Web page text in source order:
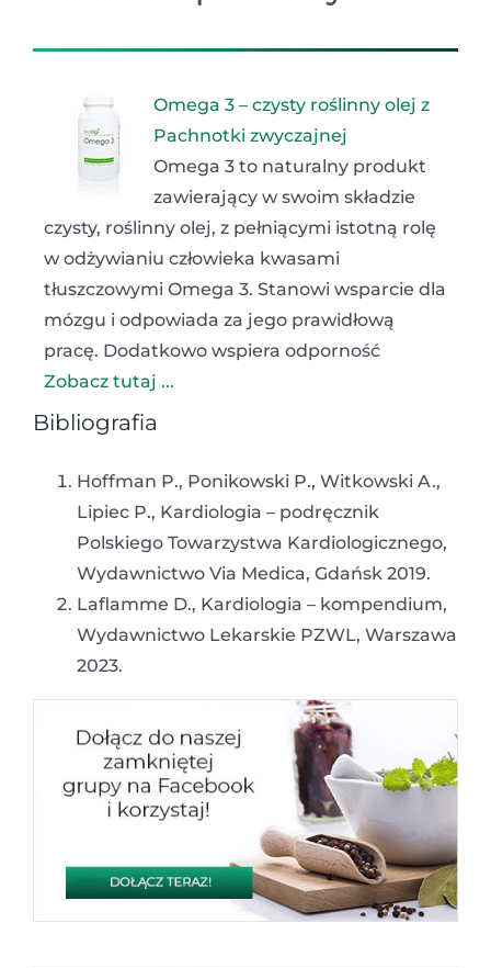
Omega 3 – czysty roślinny olej z
Pachnotki zwyczajnej
Omega 3 to naturalny produkt
zawierający w swoim składzie
czysty, roślinny olej, z pełniącymi istotną rolę
w odżywianiu człowieka kwasami
tłuszczowymi Omega 3. Stanowi wsparcie dla
mózgu i odpowiada za jego prawidłową
pracę. Dodatkowo wspiera odporność
Zobacz tutaj ...
Bibliografia
Hoffman P., Ponikowski P., Witkowski A.,
Lipiec P., Kardiologia – podręcznik
Polskiego Towarzystwa Kardiologicznego,
Wydawnictwo Via Medica, Gdańsk 2019.
Laflamme D., Kardiologia – kompendium,
Wydawnictwo Lekarskie PZWL, Warszawa
2023.